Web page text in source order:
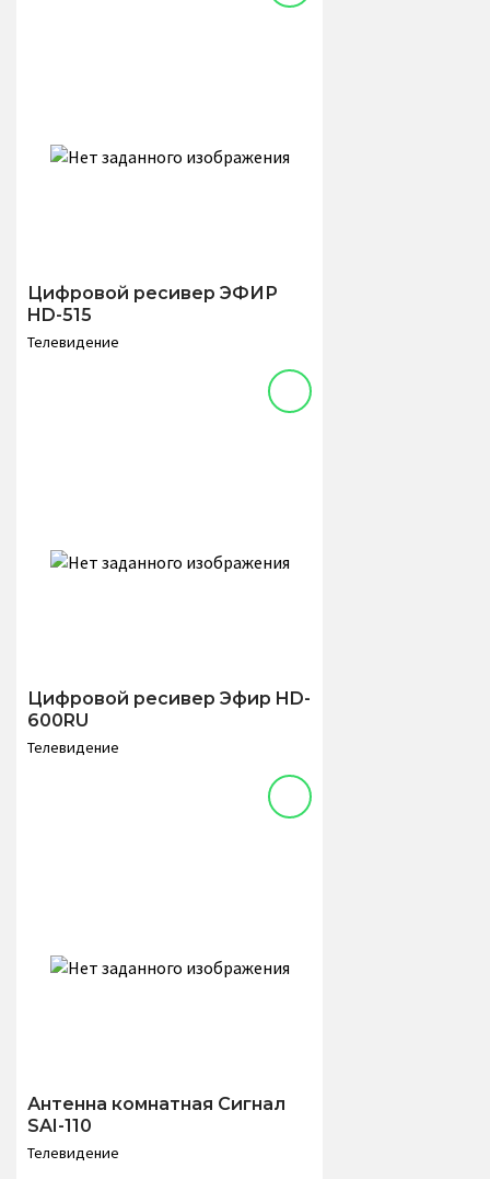
Цифровой ресивер ЭФИР
HD-515
Телевидение
Цифровой ресивер Эфир HD-
600RU
Телевидение
Антенна комнатная Сигнал
SAI-110
Телевидение